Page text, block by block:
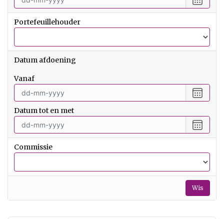
een
tot
en
met
Portefeuillehouder
Datum afdoening
vanaf
een
vanaf
Datum tot en met
een
tot
en
met
Commissie
Wis